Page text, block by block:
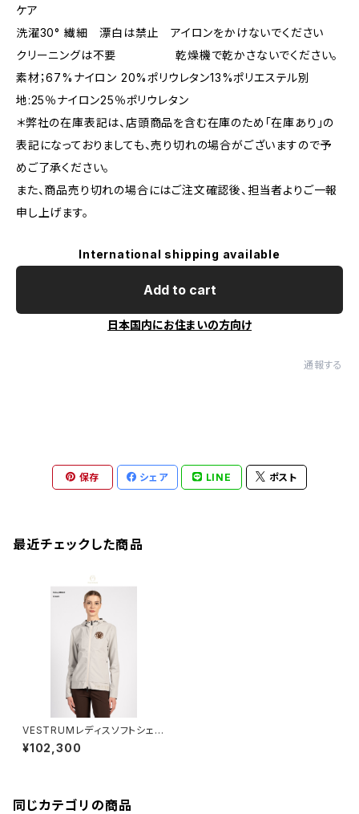
ケア
洗濯30° 繊細 漂白は禁止 アイロンをかけないでください
クリーニングは不要 乾燥機で乾かさないでください。
素材；67%ナイロン 20%ポリウレタン13%ポリエステル別
地:25％ナイロン25％ポリウレタン
＊弊社の在庫表記は、店頭商品を含む在庫のため「在庫あり」の
表記になっておりましても、売り切れの場合がございますので予
めご了承ください。
また、商品売り切れの場合にはご注文確認後、担当者よりご一報
申し上げます。
International shipping available
Add to cart
日本国内にお住まいの方向け
通報する
保存 シェア LINE ポスト
最近チェックした商品
VESTRUMレディスソフトシェル
W345565079
¥102,300
同じカテゴリの商品